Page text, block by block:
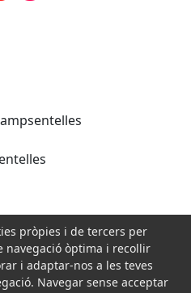
pròpies i de tercers per
navegació òptima i recollir
i adaptar-nos a les teves
Navegar sense acceptar